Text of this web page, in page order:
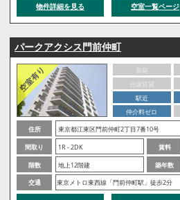
物件詳細を見る 空室一覧ページ
パークアクシス門前仲町
新築
分譲賃貸
駅近
仲介料ゼロ
住所
東京都江東区門前仲町2丁目7番10号
間取り
1R - 2DK 賃料
階数
地上12階建 築年数
交通
東京メトロ東西線「門前仲町駅」徒歩2分